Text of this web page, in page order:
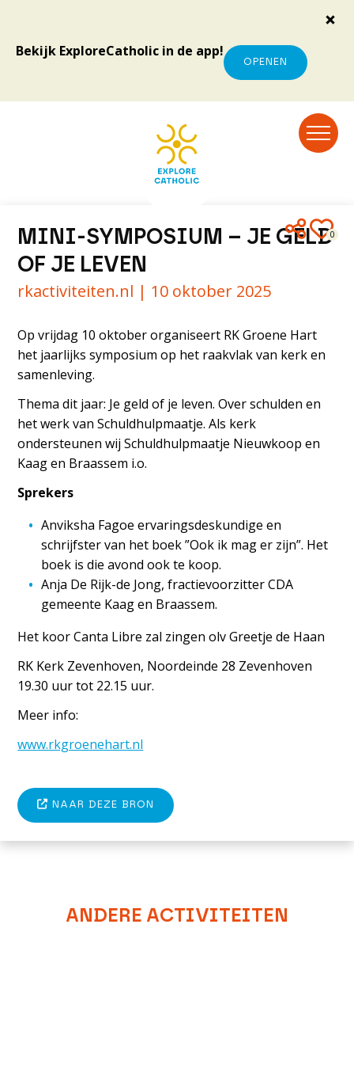
Bekijk ExploreCatholic in de app!
OPENEN
0
MINI-SYMPOSIUM – JE GELD
OF JE LEVEN
rkactiviteiten.nl | 10 oktober 2025
Op vrijdag 10 oktober organiseert RK Groene Hart
het jaarlijks symposium op het raakvlak van kerk en
samenleving.
Thema dit jaar: Je geld of je leven. Over schulden en
het werk van Schuldhulpmaatje. Als kerk
ondersteunen wij Schuldhulpmaatje Nieuwkoop en
Kaag en Braassem i.o.
Sprekers
Anviksha Fagoe ervaringsdeskundige en
schrijfster van het boek ”Ook ik mag er zijn”. Het
boek is die avond ook te koop.
Anja De Rijk-de Jong, fractievoorzitter CDA
gemeente Kaag en Braassem.
Het koor Canta Libre zal zingen olv Greetje de Haan
RK Kerk Zevenhoven, Noordeinde 28 Zevenhoven
19.30 uur tot 22.15 uur.
Meer info:
www.rkgroenehart.nl
NAAR DEZE BRON
ANDERE ACTIVITEITEN